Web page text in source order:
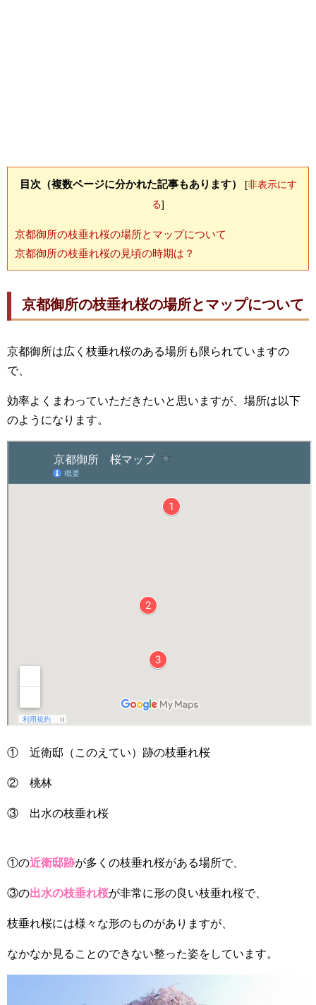
目次（複数ページに分かれた記事もあります） [非表示にす
る]
京都御所の枝垂れ桜の場所とマップについて
京都御所の枝垂れ桜の見頃の時期は？
京都御所の枝垂れ桜の場所とマップについて
京都御所は広く枝垂れ桜のある場所も限られていますの
で、
効率よくまわっていただきたいと思いますが、場所は以下
のようになります。
① 近衛邸（このえてい）跡の枝垂れ桜
② 桃林
③ 出水の枝垂れ桜
①の近衛邸跡が多くの枝垂れ桜がある場所で、
③の出水の枝垂れ桜が非常に形の良い枝垂れ桜で、
枝垂れ桜には様々な形のものがありますが、
なかなか見ることのできない整った姿をしています。